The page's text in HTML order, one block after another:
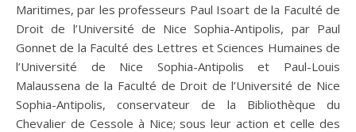
Maritimes, par les professeurs Paul Isoart de la Faculté de
Droit de l’Université de Nice Sophia-Antipolis, par Paul
Gonnet de la Faculté des Lettres et Sciences Humaines de
l’Université de Nice Sophia-Antipolis et Paul-Louis
Malaussena de la Faculté de Droit de l’Université de Nice
Sophia-Antipolis, conservateur de la Bibliothèque du
Chevalier de Cessole à Nice; sous leur action et celle des